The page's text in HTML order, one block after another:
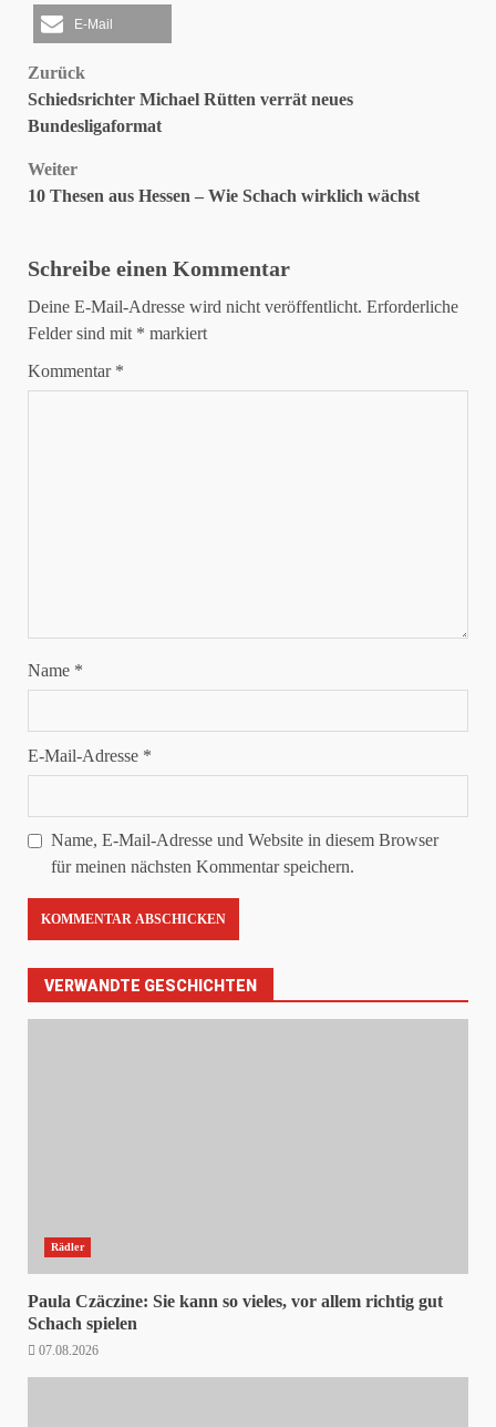
E-Mail
Beitragsnavigation
Zurück
Schiedsrichter Michael Rütten verrät neues
Bundesligaformat
Weiter
10 Thesen aus Hessen – Wie Schach wirklich wächst
Schreibe einen Kommentar
Deine E-Mail-Adresse wird nicht veröffentlicht. Erforderliche
Felder sind mit * markiert
Kommentar *
Name *
E-Mail-Adresse *
Name, E-Mail-Adresse und Website in diesem Browser
für meinen nächsten Kommentar speichern.
VERWANDTE GESCHICHTEN
Rädler
Paula Czäczine: Sie kann so vieles, vor allem richtig gut
Schach spielen
07.08.2026